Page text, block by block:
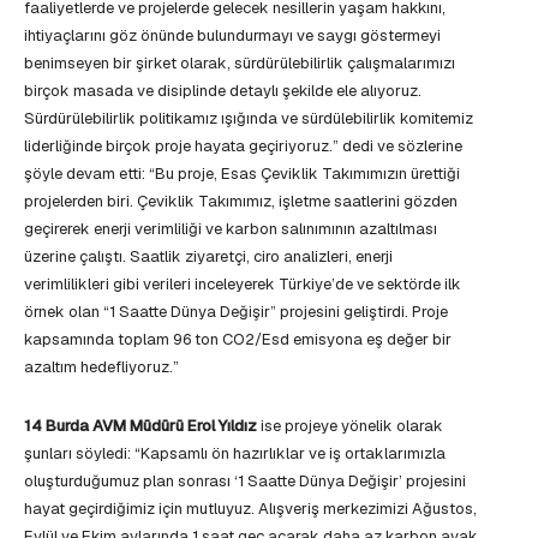
faaliyetlerde ve projelerde gelecek nesillerin yaşam hakkını,
ihtiyaçlarını göz önünde bulundurmayı ve saygı göstermeyi
benimseyen bir şirket olarak, sürdürülebilirlik çalışmalarımızı
birçok masada ve disiplinde detaylı şekilde ele alıyoruz.
Sürdürülebilirlik politikamız ışığında ve sürdülebilirlik komitemiz
liderliğinde birçok proje hayata geçiriyoruz.” dedi ve sözlerine
şöyle devam etti: “Bu proje, Esas Çeviklik Takımımızın ürettiği
projelerden biri. Çeviklik Takımımız, işletme saatlerini gözden
geçirerek enerji verimliliği ve karbon salınımının azaltılması
üzerine çalıştı. Saatlik ziyaretçi, ciro analizleri, enerji
verimlilikleri gibi verileri inceleyerek Türkiye’de ve sektörde ilk
örnek olan “1 Saatte Dünya Değişir” projesini geliştirdi. Proje
kapsamında toplam 96 ton CO2/Esd emisyona eş değer bir
azaltım hedefliyoruz.”
14 Burda AVM Müdürü Erol Yıldızise projeye yönelik olarak
şunları söyledi: “Kapsamlı ön hazırlıklar ve iş ortaklarımızla
oluşturduğumuz plan sonrası ‘1 Saatte Dünya Değişir’ projesini
hayat geçirdiğimiz için mutluyuz. Alışveriş merkezimizi Ağustos,